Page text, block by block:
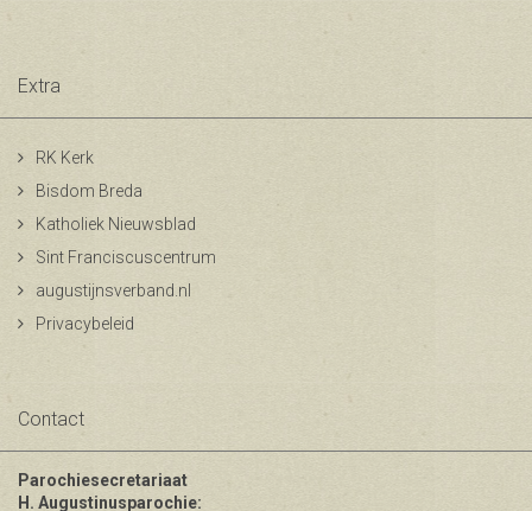
Extra
RK Kerk
Bisdom Breda
Katholiek Nieuwsblad
Sint Franciscuscentrum
augustijnsverband.nl
Privacybeleid
Contact
Parochiesecretariaat
H. Augustinusparochie: